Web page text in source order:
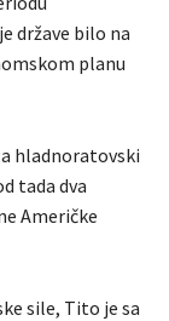
države bilo na
planu
hladnoratovski
tada dva
Američke
sile, Tito je sa